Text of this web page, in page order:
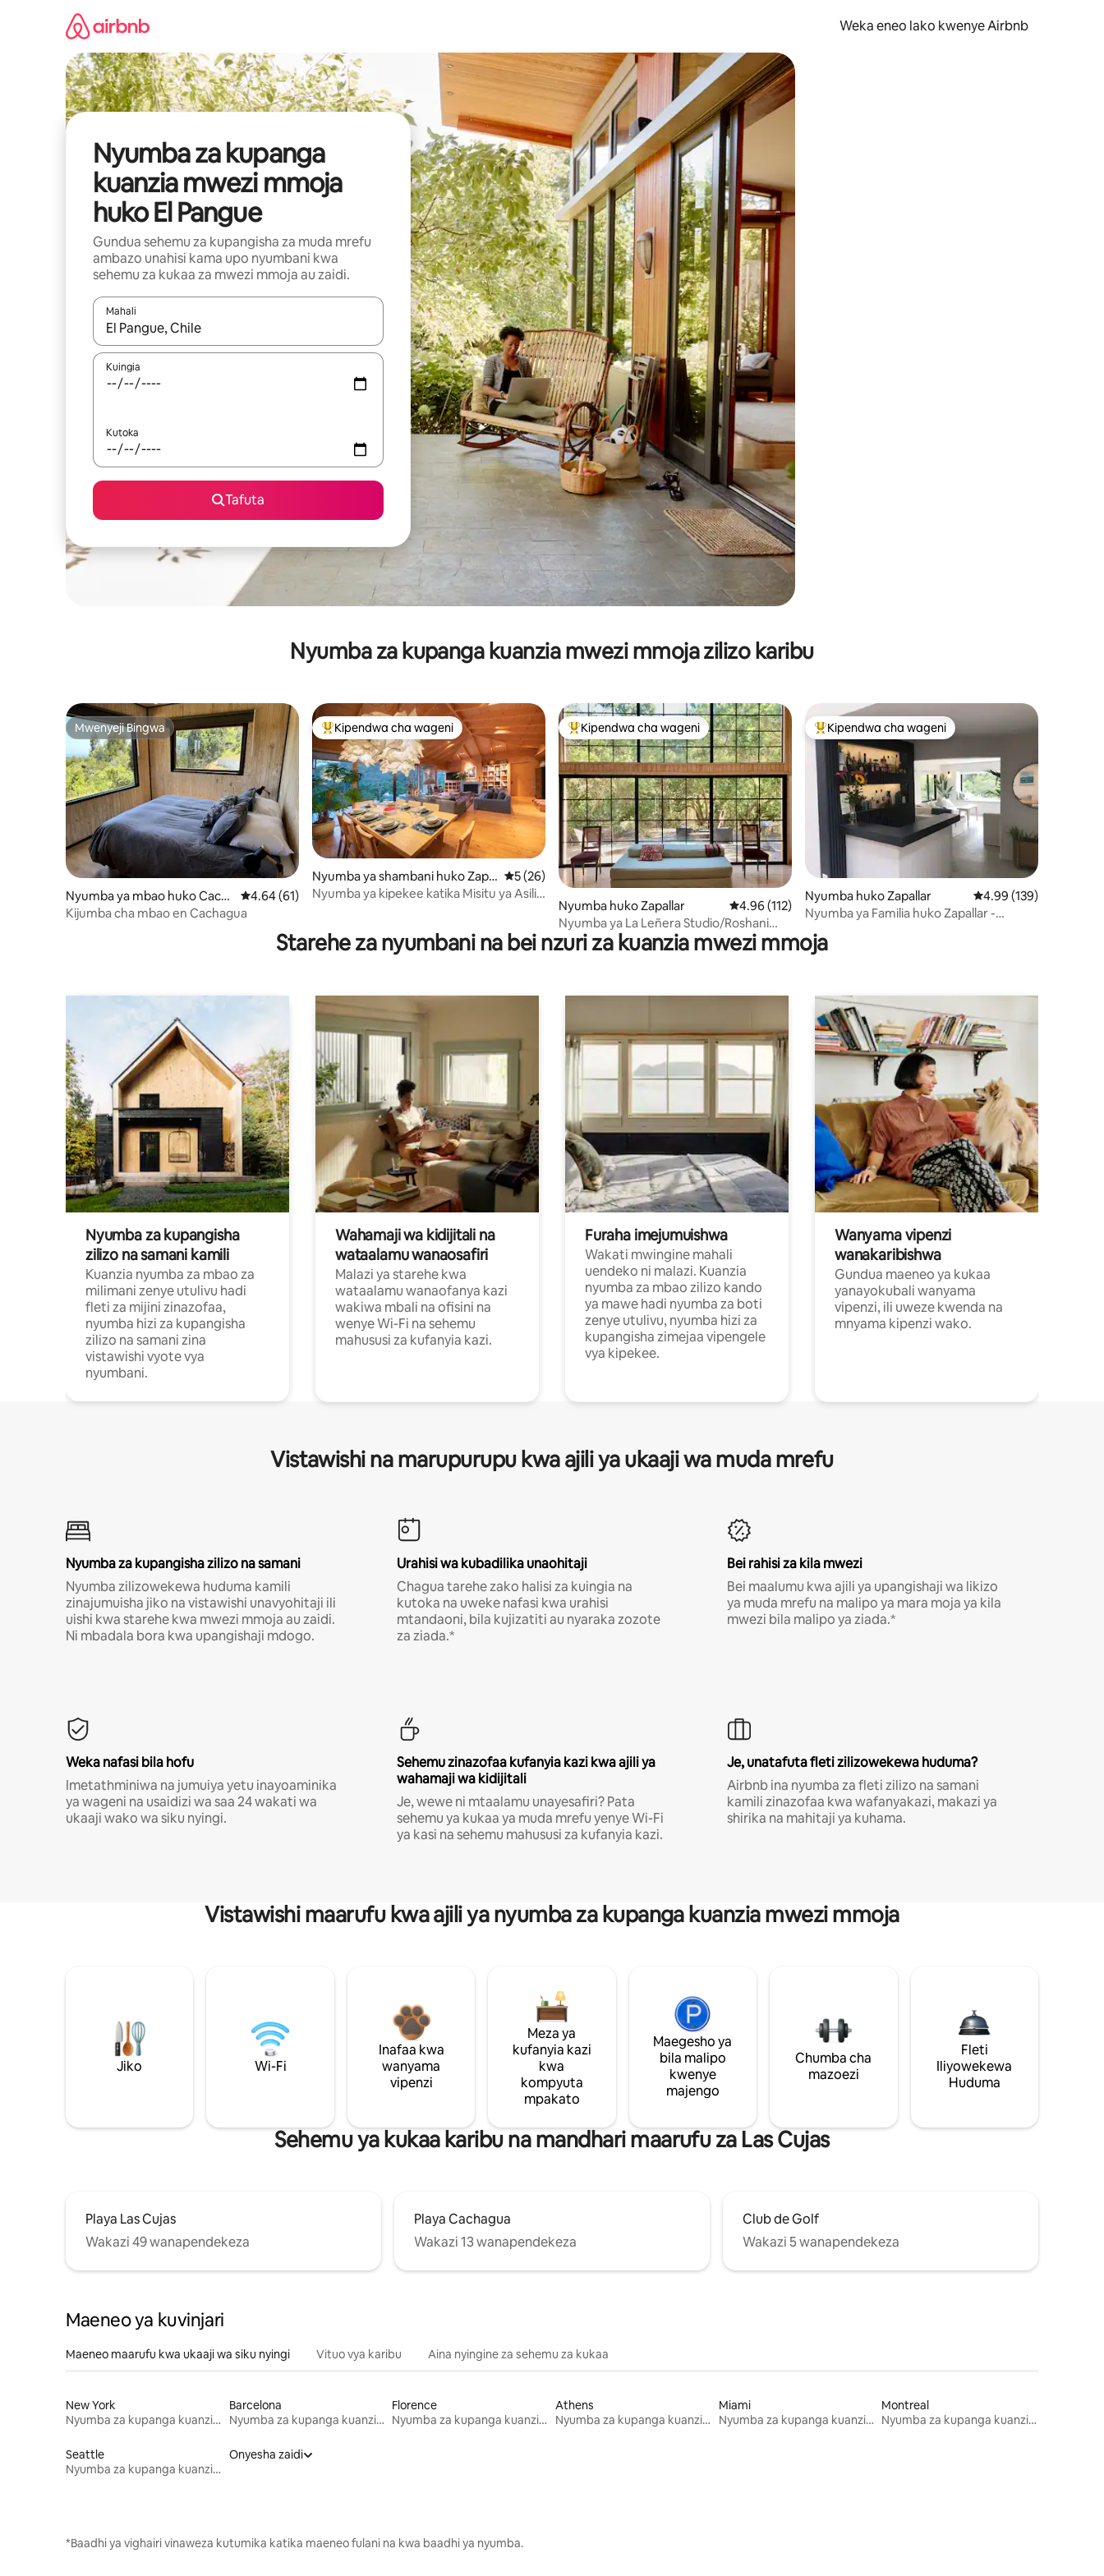
Weka eneo lako kwenye Airbnb
Nyumba za kupanga
kuanzia mwezi mmoja
huko El Pangue
Gundua sehemu za kupangisha za muda mrefu
ambazo unahisi kama upo nyumbani kwa
sehemu za kukaa za mwezi mmoja au zaidi.
Mahali
Wakati matokeo yanapatikana, vinjari kwa kutumia vitufe vya vishale vya juu na chini au uchunguze kwa kugusa au kutelezesha kidole kwenye ishara.
Kuingia
Kutoka
Tafuta
Nyumba za kupanga kuanzia mwezi mmoja zilizo karibu
Mwenyeji Bingwa
Mwenyeji Bingwa
Nyumba ya mbao huko Cach
agua
Ukadiriaji wa wastani wa 4.64 kati ya 5, tathmini 61
4.64 (61)
Kijumba cha mbao en Cachagua
Kipendwa maarufu cha wageni
Kipendwa cha wageni
Nyumba ya shambani huko Zapal
lar
Ukadiriaji wa wastani wa 5 kati ya 5, tathmini 26
5 (26)
Nyumba ya kipekee katika Misitu ya Asili
Kipendwa maarufu cha wageni
Kipendwa cha wageni
Nyumba huko Zapallar Ukadiriaji wa wastani wa 4.96 kati ya 5, tathmini 112
4.96 (112)
Nyumba ya La Leñera Studio/Roshani
kubwa katika Cachagua
Kipendwa maarufu cha wageni
Kipendwa cha wageni
Nyumba huko Zapallar Ukadiriaji wa wastani
4.99 (139)
Nyumba ya Familia huko Zapallar -
Starehe za nyumbani na bei nzuri za kuanzia mwezi mmoja
Nyumba za kupangisha
zilizo na samani kamili
Kuanzia nyumba za mbao za
milimani zenye utulivu hadi
fleti za mijini zinazofaa,
nyumba hizi za kupangisha
zilizo na samani zina
vistawishi vyote vya
nyumbani.
Wahamaji wa kidijitali na
wataalamu wanaosafiri
Malazi ya starehe kwa
wataalamu wanaofanya kazi
wakiwa mbali na ofisini na
wenye Wi-Fi na sehemu
mahususi za kufanyia kazi.
Furaha imejumuishwa
Wakati mwingine mahali
uendeko ni malazi. Kuanzia
nyumba za mbao zilizo kando
ya mawe hadi nyumba za boti
zenye utulivu, nyumba hizi za
kupangisha zimejaa vipengele
vya kipekee.
Wanyama vipenzi
wanakaribishwa
Gundua maeneo ya kukaa
yanayokubali wanyama
vipenzi, ili uweze kwenda na
mnyama kipenzi wako.
Vistawishi na marupurupu kwa ajili ya ukaaji wa muda mrefu
Nyumba za kupangisha zilizo na samani
Nyumba zilizowekewa huduma kamili
zinajumuisha jiko na vistawishi unavyohitaji ili
uishi kwa starehe kwa mwezi mmoja au zaidi.
Ni mbadala bora kwa upangishaji mdogo.
Urahisi wa kubadilika unaohitaji
Chagua tarehe zako halisi za kuingia na
kutoka na uweke nafasi kwa urahisi
mtandaoni, bila kujizatiti au nyaraka zozote
za ziada.*
Bei rahisi za kila mwezi
Bei maalumu kwa ajili ya upangishaji wa likizo
ya muda mrefu na malipo ya mara moja ya kila
mwezi bila malipo ya ziada.*
Weka nafasi bila hofu
Imetathminiwa na jumuiya yetu inayoaminika
ya wageni na usaidizi wa saa 24 wakati wa
ukaaji wako wa siku nyingi.
Sehemu zinazofaa kufanyia kazi kwa ajili ya
wahamaji wa kidijitali
Je, wewe ni mtaalamu unayesafiri? Pata
sehemu ya kukaa ya muda mrefu yenye Wi-Fi
ya kasi na sehemu mahususi za kufanyia kazi.
Je, unatafuta fleti zilizowekewa huduma?
Airbnb ina nyumba za fleti zilizo na samani
kamili zinazofaa kwa wafanyakazi, makazi ya
shirika na mahitaji ya kuhama.
Vistawishi maarufu kwa ajili ya nyumba za kupanga kuanzia mwezi mmoja
Jiko Wi-Fi
Inafaa kwa
wanyama
vipenzi
Meza ya
kufanyia kazi
kwa
kompyuta
mpakato
Maegesho ya
bila malipo
kwenye
majengo
Chumba cha
mazoezi
Fleti
Iliyowekewa
Huduma
Sehemu ya kukaa karibu na mandhari maarufu za Las Cujas
Playa Las Cujas
Wakazi 49 wanapendekeza
Playa Cachagua
Wakazi 13 wanapendekeza
Club de Golf
Wakazi 5 wanapendekeza
Maeneo ya kuvinjari
Maeneo maarufu kwa ukaaji wa siku nyingi Vituo vya karibu Aina nyingine za sehemu za kukaa
New York
Nyumba za kupanga kuanzia mwezi mmoja
Barcelona
Nyumba za kupanga kuanzia mwezi mmoja
Florence
Nyumba za kupanga kuanzia mwezi mmoja
Athens
Nyumba za kupanga kuanzia mwezi mmoja
Miami
Nyumba za kupanga kuanzia mwezi mmoja
Montreal
Nyumba za kupanga kuanzia mwezi mmoja
Seattle
Nyumba za kupanga kuanzia mwezi mmoja
Onyesha zaidi
*Baadhi ya vighairi vinaweza kutumika katika maeneo fulani na kwa baadhi ya nyumba.